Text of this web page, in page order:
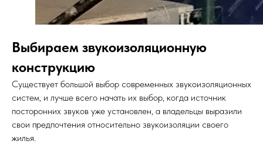
Выбираем звукоизоляционную
конструкцию
Существует большой выбор современных звукоизоляционных
систем, и лучше всего начать их выбор, когда источник
посторонних звуков уже установлен, а владельцы выразили
свои предпочтения относительно звукоизоляции своего
жилья.